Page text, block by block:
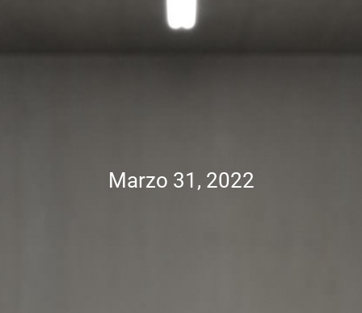
Marzo 31, 2022